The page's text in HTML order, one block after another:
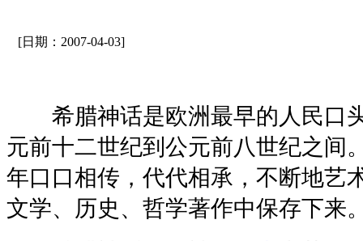
[日期：2007-04-03]
希腊神话是欧洲最早的人民口
元前十二世纪到公元前八世纪之间
年口口相传，代代相承，不断地艺
文学、历史、哲学著作中保存下来